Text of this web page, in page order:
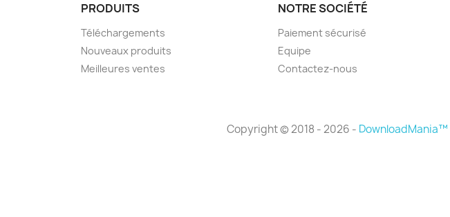
PRODUITS
Téléchargements
Nouveaux produits
Meilleures ventes
NOTRE SOCIÉTÉ
Paiement sécurisé
Equipe
Contactez-nous
Copyright © 2018 - 2026 - DownloadMania™